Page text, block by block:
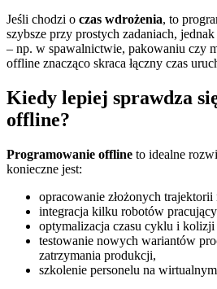
Jeśli chodzi o czas wdrożenia, to
szybsze przy prostych zadaniach,
– np. w spawalnictwie, pakowaniu czy
offline znacząco skraca łączny czas
Kiedy lepiej sprawdza
offline?
Programowanie offline to idealne
konieczne jest:
opracowanie złożonych
integracja kilku robotów
optymalizacja czasu cyklu i kolizji
testowanie nowych wariantów
zatrzymania produkcji,
szkolenie personelu na